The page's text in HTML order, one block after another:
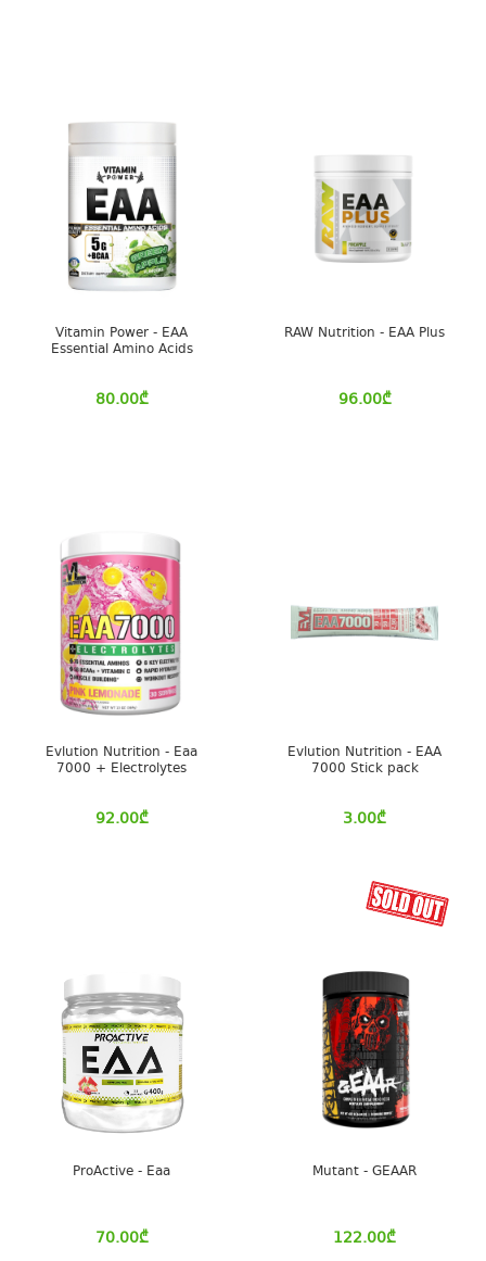
Vitamin Power - EAA
Essential Amino Acids
80.00₾
RAW Nutrition - EAA Plus
96.00₾
Evlution Nutrition - Eaa
7000 + Electrolytes
92.00₾
Evlution Nutrition - EAA
7000 Stick pack
3.00₾
ProActive - Eaa
70.00₾
Mutant - GEAAR
122.00₾